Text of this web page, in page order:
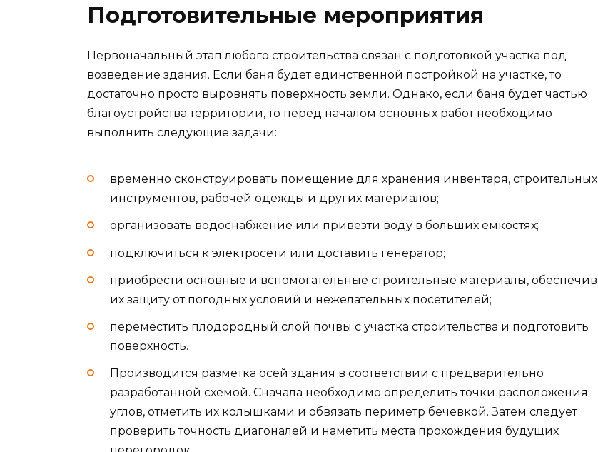
Подготовительные мероприятия
Первоначальный этап любого строительства связан с подготовкой участка под
возведение здания. Если баня будет единственной постройкой на участке, то
достаточно просто выровнять поверхность земли. Однако, если баня будет частью
благоустройства территории, то перед началом основных работ необходимо
выполнить следующие задачи:
временно сконструировать помещение для хранения инвентаря, строительных
инструментов, рабочей одежды и других материалов;
организовать водоснабжение или привезти воду в больших емкостях;
подключиться к электросети или доставить генератор;
приобрести основные и вспомогательные строительные материалы, обеспечив
их защиту от погодных условий и нежелательных посетителей;
переместить плодородный слой почвы с участка строительства и подготовить
поверхность.
Производится разметка осей здания в соответствии с предварительно
разработанной схемой. Сначала необходимо определить точки расположения
углов, отметить их колышками и обвязать периметр бечевкой. Затем следует
проверить точность диагоналей и наметить места прохождения будущих